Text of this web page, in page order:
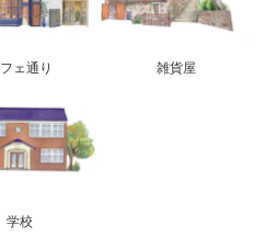
ェ通り 雑貨屋
学校